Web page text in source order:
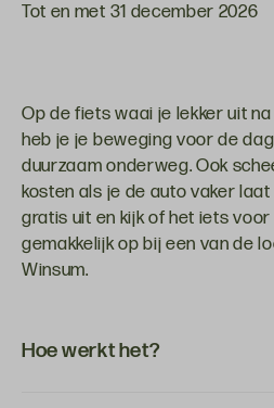
Op de fiets waai je lekker uit
heb je je beweging voor de
duurzaam onderweg. Ook
kosten als je de auto vaker
gratis uit en kijk of het iets
gemakkelijk op bij een van de
Winsum.
Hoe werkt het?
Tot en met 31 december 2026